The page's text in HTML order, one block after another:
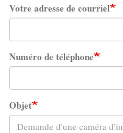
Votre adresse de courriel
Numéro de téléphone
Objet